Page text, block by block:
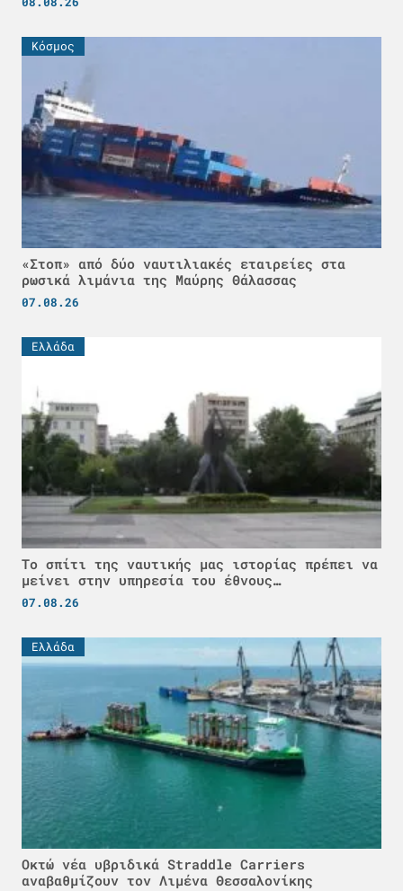
Κόσμος
«Στοπ» από δύο ναυτιλιακές εταιρείες στα
ρωσικά λιμάνια της Μαύρης Θάλασσας
07.08.26
Ελλάδα
Το σπίτι της ναυτικής μας ιστορίας πρέπει να
μείνει στην υπηρεσία του έθνους…
07.08.26
Ελλάδα
Οκτώ νέα υβριδικά Straddle Carriers
αναβαθμίζουν τον Λιμένα Θεσσαλονίκης